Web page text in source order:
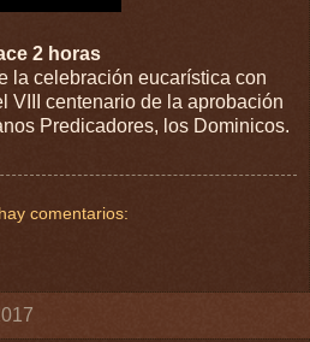
2 horas
la celebración eucarística con
VIII centenario de la aprobación
Predicadores, los Dominicos.
comentarios: